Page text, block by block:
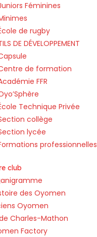
Féminines
de rugby
DE DÉVELOPPEMENT
de formation
FFR
Technique Privée
collège
lycée
professionnelles
club
des Oyomen
Oyomen
Charles-Mathon
Factory